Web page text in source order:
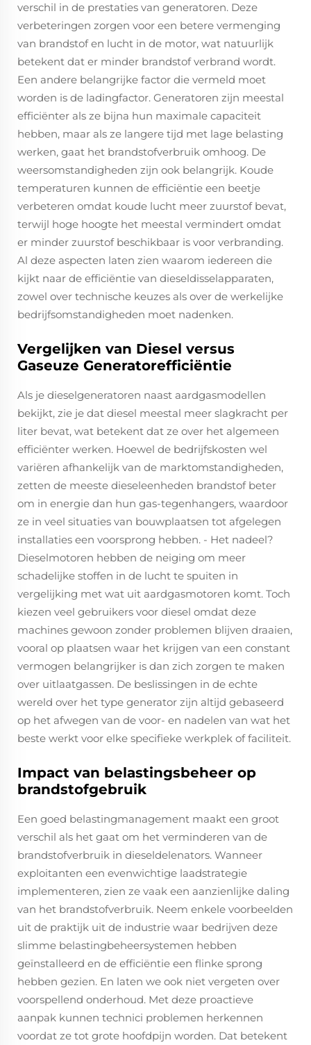
verschil in de prestaties van generatoren. Deze
verbeteringen zorgen voor een betere vermenging
van brandstof en lucht in de motor, wat natuurlijk
betekent dat er minder brandstof verbrand wordt.
Een andere belangrijke factor die vermeld moet
worden is de ladingfactor. Generatoren zijn meestal
efficiënter als ze bijna hun maximale capaciteit
hebben, maar als ze langere tijd met lage belasting
werken, gaat het brandstofverbruik omhoog. De
weersomstandigheden zijn ook belangrijk. Koude
temperaturen kunnen de efficiëntie een beetje
verbeteren omdat koude lucht meer zuurstof bevat,
terwijl hoge hoogte het meestal vermindert omdat
er minder zuurstof beschikbaar is voor verbranding.
Al deze aspecten laten zien waarom iedereen die
kijkt naar de efficiëntie van dieseldisselapparaten,
zowel over technische keuzes als over de werkelijke
bedrijfsomstandigheden moet nadenken.
Vergelijken van Diesel versus
Gaseuze Generatorefficiëntie
Als je dieselgeneratoren naast aardgasmodellen
bekijkt, zie je dat diesel meestal meer slagkracht per
liter bevat, wat betekent dat ze over het algemeen
efficiënter werken. Hoewel de bedrijfskosten wel
variëren afhankelijk van de marktomstandigheden,
zetten de meeste dieseleenheden brandstof beter
om in energie dan hun gas-tegenhangers, waardoor
ze in veel situaties van bouwplaatsen tot afgelegen
installaties een voorsprong hebben. - Het nadeel?
Dieselmotoren hebben de neiging om meer
schadelijke stoffen in de lucht te spuiten in
vergelijking met wat uit aardgasmotoren komt. Toch
kiezen veel gebruikers voor diesel omdat deze
machines gewoon zonder problemen blijven draaien,
vooral op plaatsen waar het krijgen van een constant
vermogen belangrijker is dan zich zorgen te maken
over uitlaatgassen. De beslissingen in de echte
wereld over het type generator zijn altijd gebaseerd
op het afwegen van de voor- en nadelen van wat het
beste werkt voor elke specifieke werkplek of faciliteit.
Impact van belastingsbeheer op
brandstofgebruik
Een goed belastingmanagement maakt een groot
verschil als het gaat om het verminderen van de
brandstofverbruik in dieseldelenators. Wanneer
exploitanten een evenwichtige laadstrategie
implementeren, zien ze vaak een aanzienlijke daling
van het brandstofverbruik. Neem enkele voorbeelden
uit de praktijk uit de industrie waar bedrijven deze
slimme belastingbeheersystemen hebben
geïnstalleerd en de efficiëntie een flinke sprong
hebben gezien. En laten we ook niet vergeten over
voorspellend onderhoud. Met deze proactieve
aanpak kunnen technici problemen herkennen
voordat ze tot grote hoofdpijn worden. Dat betekent